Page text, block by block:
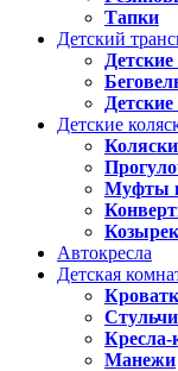
Тапки
Детский
Детские
Муфты
Автокресла
Детская
Кресла-
Манежи